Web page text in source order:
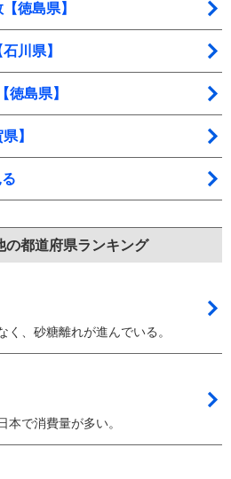
徳島県】
川県】
徳島県】
】
の都道府県ランキング
、砂糖離れが進んでいる。
本で消費量が多い。